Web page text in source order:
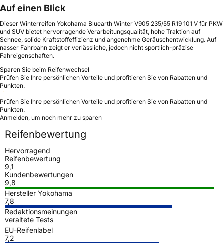
Auf einen Blick
Dieser Winterreifen Yokohama Bluearth Winter V905 235/55 R19 101 V für PKW
und SUV bietet hervorragende Verarbeitungsqualität, hohe Traktion auf
Schnee, solide Kraftstoffeffizienz und angenehme Geräuschentwicklung. Auf
nasser Fahrbahn zeigt er verlässliche, jedoch nicht sportlich-präzise
Fahreigenschaften.
Sparen Sie beim Reifenwechsel
Prüfen Sie Ihre persönlichen Vorteile und profitieren Sie von Rabatten und
Punkten.
Prüfen Sie Ihre persönlichen Vorteile und profitieren Sie von Rabatten und
Punkten.
Anmelden, um noch mehr zu sparen
Reifenbewertung
Hervorragend
Reifenbewertung
9,1
Kundenbewertungen
9,8
Hersteller Yokohama
7,8
Redaktionsmeinungen
veraltete Tests
EU-Reifenlabel
7,2